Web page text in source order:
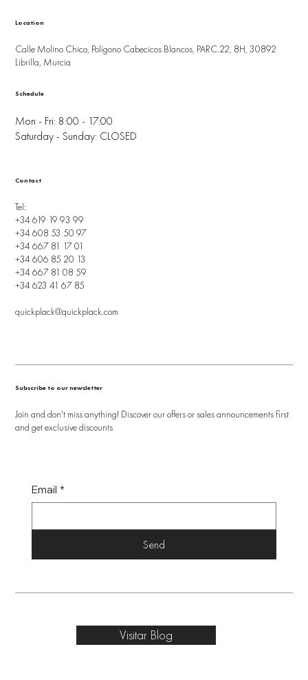
Location
Calle Molino Chico, Polígono Cabecicos Blancos, PARC.22, 8H, 30892
Librilla, Murcia
Mon - Fri: 8:00 - 17:00
Saturday - Sunday: CLOSED
Schedule
Tel:
+34 619 19 93 99
+34 608 53 50 97
+34 667 81 17 01
+34 606 85 20 13
+34 667 81 08 59
+34 623 41 67 85
quickplack@quickplack.com
Contact
Subscribe to our newsletter
Join and don't miss anything! Discover our offers or sales announcements first
and get exclusive discounts
Email *
Send
Visitar Blog